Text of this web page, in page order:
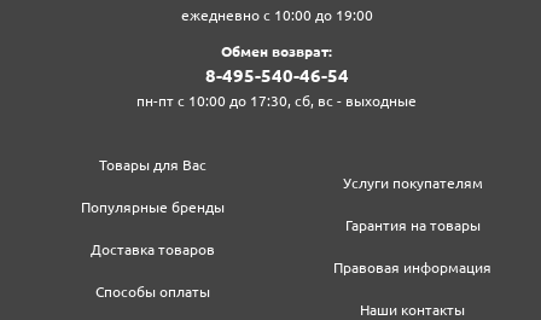
ежедневно с 10:00 до 19:00
Обмен возврат:
8‍-4‍9‍5‍-5‍4‍0‍-4‍6‍-5‍4‍
пн-пт с 10:00 до 17:30, сб, вс - выходные
Товары для Вас
Популярные бренды
Доставка товаров
Способы оплаты
Услуги покупателям
Гарантия на товары
Правовая информация
Наши контакты